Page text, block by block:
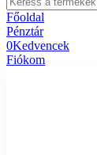
Főoldal
Pénztár
0Kedvencek
Fiókom